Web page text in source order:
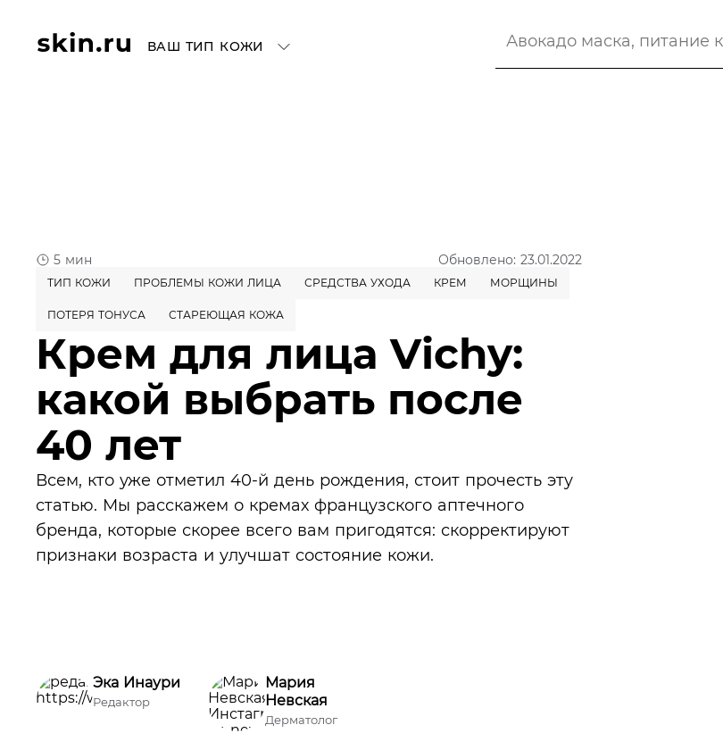
ВАШ ТИП КОЖИ
5 мин Обновлено: 23.01.2022
ТИП КОЖИ ПРОБЛЕМЫ КОЖИ ЛИЦА СРЕДСТВА УХОДА КРЕМ МОРЩИНЫ
ПОТЕРЯ ТОНУСА СТАРЕЮЩАЯ КОЖА
Крем для лица Vichy:
какой выбрать после
40 лет
Всем, кто уже отметил 40-й день рождения, стоит прочесть эту
статью. Мы расскажем о кремах французского аптечного
бренда, которые скорее всего вам пригодятся: скорректируют
признаки возраста и улучшат состояние кожи.
Эка Инаури
Редактор
Мария
Невская
Дерматолог